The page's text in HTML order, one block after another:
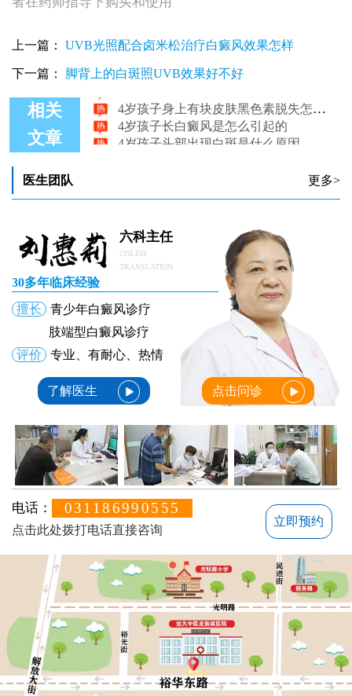
上一篇： UVB光照配合卤米松治疗白癜风效果怎样
下一篇： 脚背上的白斑照UVB效果好不好
相关
文章
4岁孩子白癜风怎么治能控制住不发展
4岁孩子身上有块皮肤黑色素脱失怎么办
4岁孩子长白癜风是怎么引起的
4岁孩子头部出现白斑是什么原因
4岁孩子患上白癜风怎么查病因
医生团队 更多>
六科主任
ONLINE
TRANSLATION
30多年临床经验
擅长
青少年白癜风诊疗
肢端型白癜风诊疗
评价
专业、有耐心、热情
了解医生 点击问诊
电话： 031186990555
点击此处拨打电话直接咨询
立即预约